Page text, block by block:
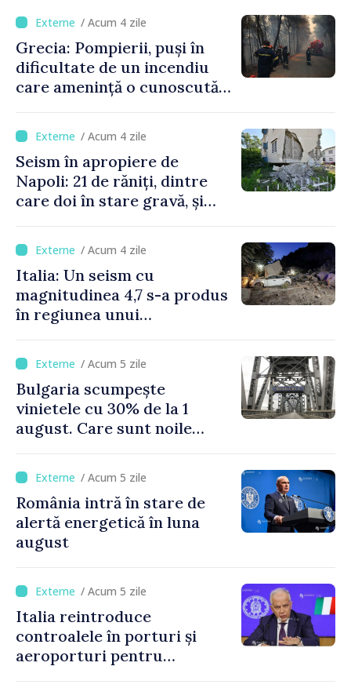
/ Acum 4 zile
Grecia: Pompierii, puși în
dificultate de un incendiu
care amenință o cunoscută
/ Acum 4 zile
Seism în apropiere de
Napoli: 21 de răniți, dintre
care doi în stare gravă, și
/ Acum 4 zile
Italia: Un seism cu
magnitudinea 4,7 s-a produs
în regiunea unui
de Napoli
/ Acum 5 zile
Bulgaria scumpește
vinietele cu 30% de la 1
august. Care sunt noile
/ Acum 5 zile
România intră în stare de
alertă energetică în luna
august
/ Acum 5 zile
Italia reintroduce
controalele în porturi și
aeroporturi pentru